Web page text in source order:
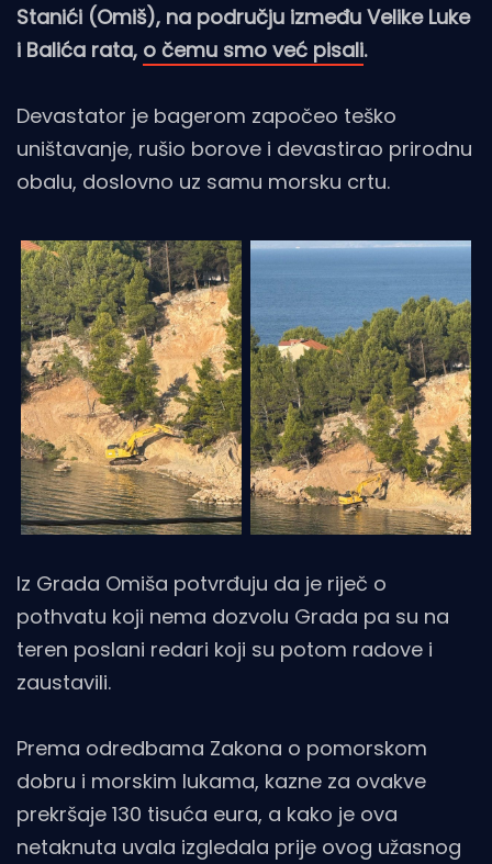
Stanići (Omiš), na području između Velike Luke
i Balića rata, o čemu smo već pisali.
Devastator je bagerom započeo teško
uništavanje, rušio borove i devastirao prirodnu
obalu, doslovno uz samu morsku crtu.
Iz Grada Omiša potvrđuju da je riječ o
pothvatu koji nema dozvolu Grada pa su na
teren poslani redari koji su potom radove i
zaustavili.
Prema odredbama Zakona o pomorskom
dobru i morskim lukama, kazne za ovakve
prekršaje 130 tisuća eura, a kako je ova
netaknuta uvala izgledala prije ovog užasnog